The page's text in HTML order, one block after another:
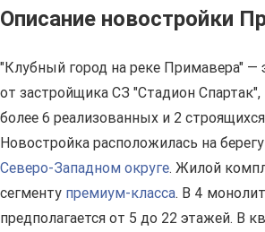
Описание новостройки
"Клубный город на реке Примавера" —
от застройщика СЗ "Стадион
более 6 реализованных и 2
Новостройка расположилась на
Северо-Западном округе. Жилой
сегменту премиум-класса. В 4
предполагается от 5 до 22 этажей. В